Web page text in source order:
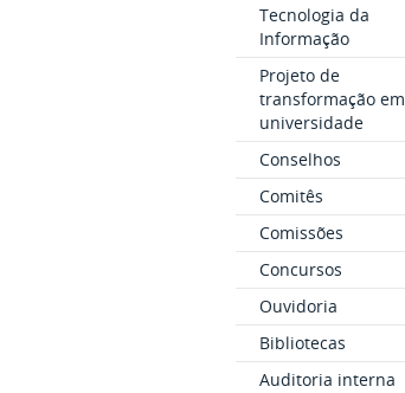
Tecnologia da
Informação
Projeto de
transformação em
universidade
Conselhos
Comitês
Comissões
Concursos
Ouvidoria
Bibliotecas
Auditoria interna